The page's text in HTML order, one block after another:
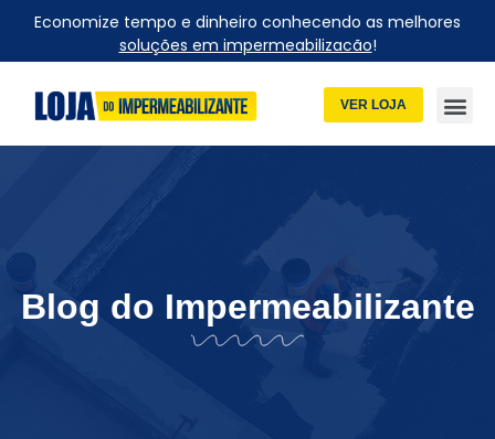
Economize tempo e dinheiro conhecendo as melhores
soluções em impermeabilizacão!
VER LOJA
Blog do Impermeabilizante